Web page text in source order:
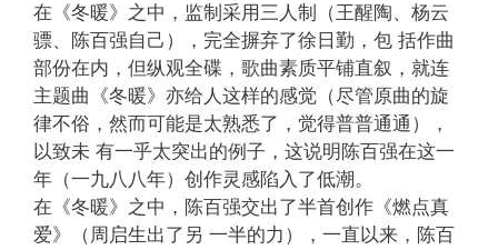
在《冬暖》之中，监制采用三人制（王醒陶、杨云
骠、陈百强自己），完全摒弃了徐日勤，包 括作曲
部份在内，但纵观全碟，歌曲素质平铺直叙，就连
主题曲《冬暖》亦给人这样的感觉（尽管原曲的旋
律不俗，然而可能是太熟悉了，觉得普普通通），
以致未 有一乎太突出的例子，这说明陈百强在这一
年（一九八八年）创作灵感陷入了低潮。
在《冬暖》之中，陈百强交出了半首创作《燃点真
爱》（周启生出了另 一半的力），一直以来，陈百